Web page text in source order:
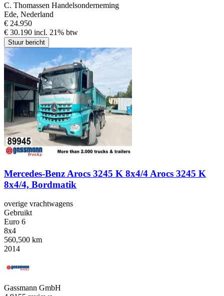
C. Thomassen Handelsonderneming
Ede, Nederland
€ 24.950
€ 30.190 incl. 21% btw
Stuur bericht
Mercedes-Benz Arocs 3245 K 8x4/4 Arocs 3245 K
8x4/4, Bordmatik
overige vrachtwagens
Gebruikt
Euro 6
8x4
560,500 km
2014
Gassmann GmbH